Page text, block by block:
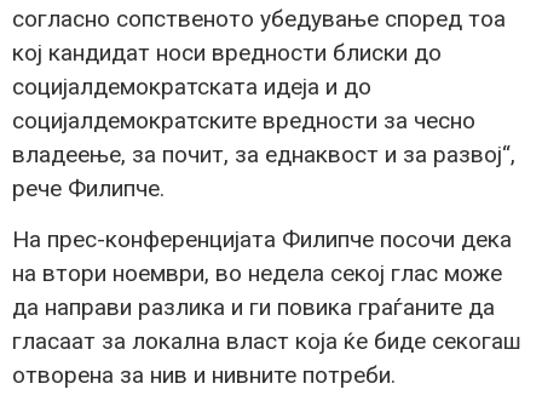
согласно сопственото убедување според тоа
кој кандидат носи вредности блиски до
социјалдемократската идеја и до
социјалдемократските вредности за чесно
владеење, за почит, за еднаквост и за развој“,
рече Филипче.
На прес-конференцијата Филипче посочи дека
на втори ноември, во недела секој глас може
да направи разлика и ги повика граѓаните да
гласаат за локална власт која ќе биде секогаш
отворена за нив и нивните потреби.